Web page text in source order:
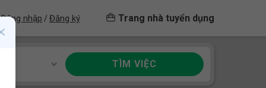
Đăng nhập / Đăng ký Trang nhà tuyển dụng
TÌM VIỆC